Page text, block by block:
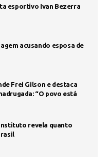
esportivo Ivan Bezerra
acusando esposa de
Frei Gilson e destaca
“O povo está
revela quanto